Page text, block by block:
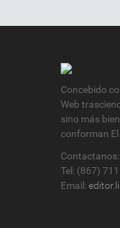
Concebido
Web
sino más
conforman El
Contactanos:
Tel: (867)
Email: